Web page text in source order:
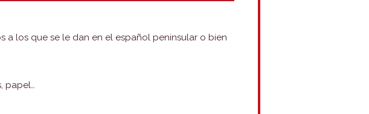
a los que se le dan en el español peninsular o bien
papel…